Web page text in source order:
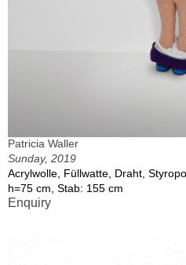
Patricia Waller
Sunday, 2019
Acrylwolle, Füllwatte, Draht,
h=75 cm, Stab: 155 cm
Enquiry